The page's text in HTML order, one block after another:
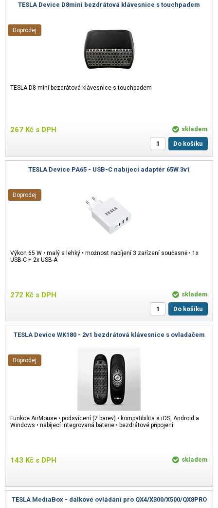
TESLA Device D8mini bezdrátová klávesnice s touchpadem
TESLA D8 mini bezdrátová klávesnice s touchpadem
267 Kč s DPH
Doprodej
skladem
Do košíku
TESLA Device PA65 - USB-C nabíjecí adaptér 65W 3v1
Výkon 65 W • malý a lehký • možnost nabíjení 3 zařízení současně • 1x
USB-C + 2x USB-A
272 Kč s DPH
Doprodej
skladem
Do košíku
TESLA Device WK180 - 2v1 bezdrátová klávesnice s ovladačem
Funkce AirMouse • podsvícení (7 barev) • kompatibilita s iOS, Android a
Windows • nabíjecí integrovaná baterie • bezdrátové připojení
143 Kč s DPH
Doprodej
skladem
TESLA MediaBox - dálkové ovládání pro QX4/X300/X500/QX8PRO